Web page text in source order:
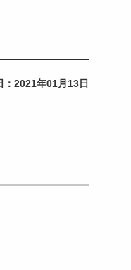
2021年01月13日